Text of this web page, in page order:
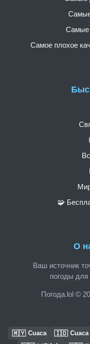
О
Ваш источник
погоды для
Погода.lol ©
🧩
Самые
Самое плохое
🇲🇾 Cuaca 🇮🇩 Cuaca